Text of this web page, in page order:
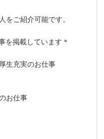
をご紹介可能です。
を掲載しています＊
生充実のお仕事
お仕事